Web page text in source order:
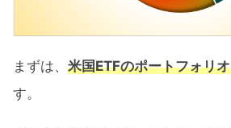
まずは、 米国ETFのポートフォリオ
す。